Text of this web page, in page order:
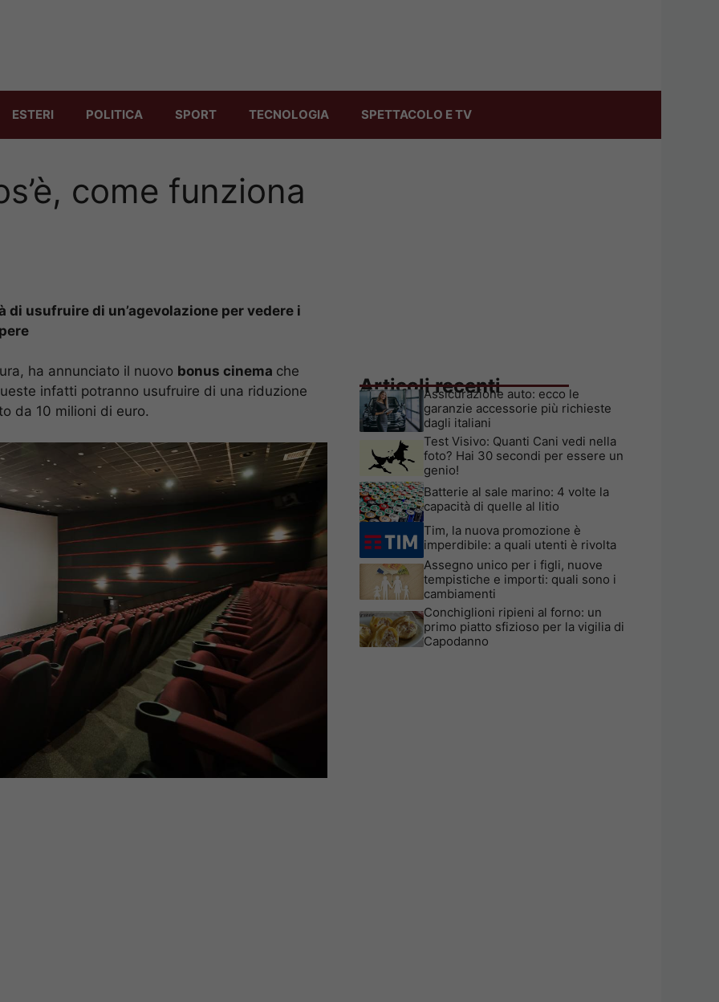
ESTERI POLITICA SPORT TECNOLOGIA SPETTACOLO E TV
come funziona
usufruire di un’agevolazione per vedere i
ha annunciato il nuovo bonus cinema che
infatti potranno usufruire di una riduzione
da 10 milioni di euro.
Articoli recenti
Assicurazione auto: ecco le
garanzie accessorie più richieste
dagli italiani
Test Visivo: Quanti Cani vedi nella
foto? Hai 30 secondi per essere un
genio!
Batterie al sale marino: 4 volte la
capacità di quelle al litio
Tim, la nuova promozione è
imperdibile: a quali utenti è rivolta
Assegno unico per i figli, nuove
tempistiche e importi: quali sono i
cambiamenti
Conchiglioni ripieni al forno: un
primo piatto sfizioso per la vigilia di
Capodanno